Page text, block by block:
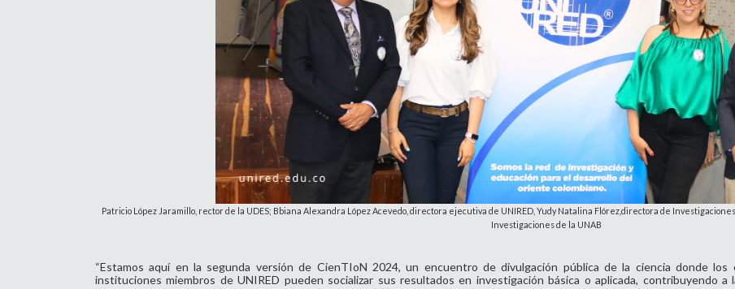
Patricio López Jaramillo, rector de la UDES; Bbiana Alexandra López Acevedo, directora ejecutiva de UNIRED, Yudy Natalina Flórez,directora de
Investigaciones de la UNAB
“Estamos aquí en la segunda versión de CienTIoN 2024, un encuentro de divulgación pública de la ciencia donde
instituciones miembros de UNIRED pueden socializar sus resultados en investigación básica o aplicada, contribuyendo a